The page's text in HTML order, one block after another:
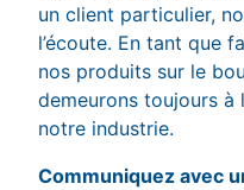
un client particulier,
l’écoute. En tant que
nos produits sur le
demeurons toujours à
notre industrie.
Communiquez avec